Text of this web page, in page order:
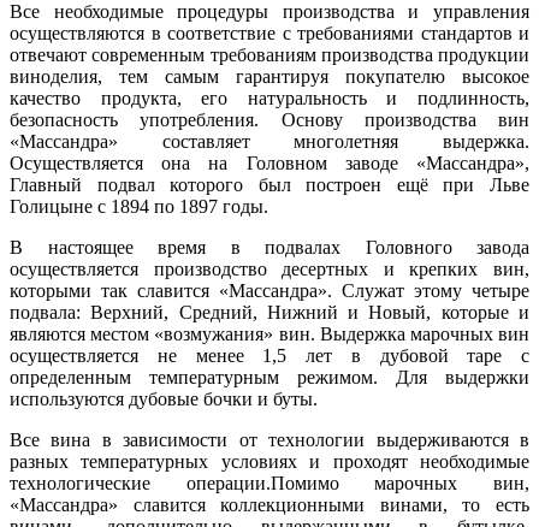
Все необходимые процедуры производства и управления
осуществляются в соответствие с требованиями стандартов и
отвечают современным требованиям производства продукции
виноделия, тем самым гарантируя покупателю высокое
качество продукта, его натуральность и подлинность,
безопасность употребления. Основу производства вин
«Массандра» составляет многолетняя выдержка.
Осуществляется она на Головном заводе «Массандра»,
Главный подвал которого был построен ещё при Льве
Голицыне с 1894 по 1897 годы.
В настоящее время в подвалах Головного завода
осуществляется производство десертных и крепких вин,
которыми так славится «Массандра». Служат этому четыре
подвала: Верхний, Средний, Нижний и Новый, которые и
являются местом «возмужания» вин. Выдержка марочных вин
осуществляется не менее 1,5 лет в дубовой таре с
определенным температурным режимом. Для выдержки
используются дубовые бочки и буты.
Все вина в зависимости от технологии выдерживаются в
разных температурных условиях и проходят необходимые
технологические операции.Помимо марочных вин,
«Массандра» славится коллекционными винами, то есть